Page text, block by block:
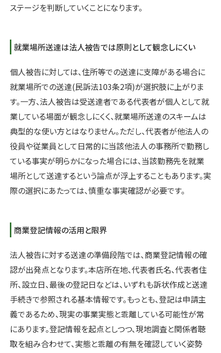
ステージを判断していくことになります。
就業場所送達は法人被告では原則として観念しにくい
個人被告に対しては、住所等での送達に支障がある場合に
就業場所での送達(民訴法103条2項)が選択肢に上がりま
す。一方、法人被告は受送達者である代表者が個人として就
業している場面が観念しにくく、就業場所送達のスキームは
典型的な使い方とはなりません。ただし、代表者が他法人の
役員や従業員として日常的に当該他法人の事務所で勤務し
ている事実が明らかになった場合には、当該勤務先を就業
場所として送達するという論点が浮上することもあります。実
際の選択にあたっては、慎重な事実確認が必要です。
商業登記情報の活用と限界
法人被告に対する送達の準備段階では、商業登記情報の確
認が出発点となります。本店所在地、代表者氏名、代表者住
所、設立日、最後の登記日などは、いずれも訴状作成と送達
手続きで参照される基本情報です。もっとも、登記は申請主
義であるため、現実の事業実態と乖離している可能性が常
にあります。登記情報を起点としつつ、現地調査と関係者聴
取を組み合わせて、実態と乖離の有無を確認していく姿勢